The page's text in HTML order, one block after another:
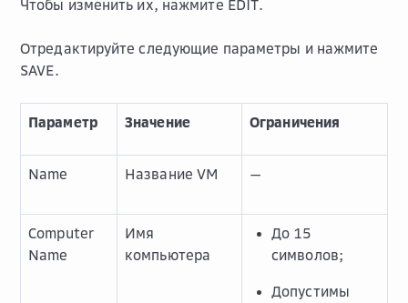
Чтобы изменить их, нажмите EDIT.
Отредактируйте следующие параметры и нажмите
SAVE.
Параметр Значение Ограничения
Name Название VM —
Computer
Name
Имя
компьютера
До 15
символов;
Допустимы